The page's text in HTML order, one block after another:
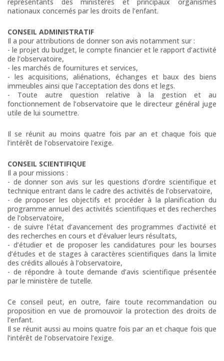
nationaux concernés par les droits de l’enfant.
CONSEIL ADMINISTRATIF
Il a pour attributions de donner son avis notamment sur :
- le projet du budget, le compte financier et le rapport d’activité
de l’observatoire,
- les marchés de fournitures et services,
- les acquisitions, aliénations, échanges et baux des biens
immeubles ainsi que l’acceptation des dons et legs.
- Toute autre question relative à la gestion et au
fonctionnement de l’observatoire que le directeur général juge
utile de lui soumettre.
Il se réunit au moins quatre fois par an et chaque fois que
l’intérêt de l’observatoire l’exige.
CONSEIL SCIENTIFIQUE
Il a pour missions :
- de donner son avis sur les questions d’ordre scientifique et
technique entrant dans le cadre des activités de l’observatoire,
- de proposer les objectifs et procéder à la planification du
programme annuel des activités scientifiques et des recherches
de l’observatoire,
- de suivre l’état d’avancement des programmes d’activité et
des recherches en cours et d’évaluer leurs résultats,
- d’étudier et de proposer les candidatures pour les bourses
d’études et de stages à caractères scientifiques dans la limite
des crédits alloués à l’observatoire,
- de répondre à toute demande d’avis scientifique présentée
par le ministère de tutelle.
Ce conseil peut, en outre, faire toute recommandation ou
proposition en vue de promouvoir la protection des droits de
l’enfant.
Il se réunit aussi au moins quatre fois par an et chaque fois que
l’intérêt de l’observatoire l’exige.